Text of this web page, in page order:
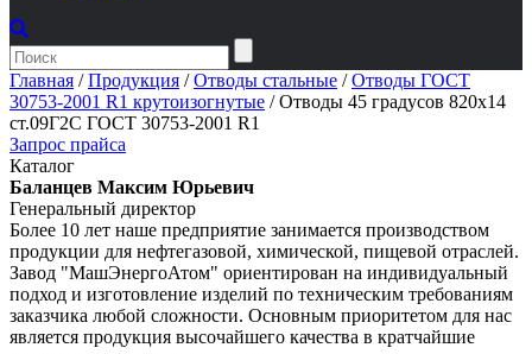
Главная /Продукция /Отводы стальные /Отводы ГОСТ
30753-2001 R1 крутоизогнутые /Отводы 45 градусов 820х14
ст.09Г2С ГОСТ 30753-2001 R1
Запрос прайса
Каталог
Баланцев Максим Юрьевич
Генеральный директор
Более 10 лет наше предприятие занимается производством
продукции для нефтегазовой, химической, пищевой отраслей.
Завод "МашЭнергоАтом" ориентирован на индивидуальный
подход и изготовление изделий по техническим требованиям
заказчика любой сложности. Основным приоритетом для нас
является продукция высочайшего качества в кратчайшие